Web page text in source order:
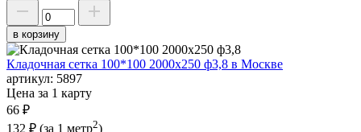
в корзину
Кладочная сетка 100*100 2000х250 ф3,8 в Москве
артикул: 5897
Цена за 1 карту
66 ₽
132 ₽ (за 1 метр2)